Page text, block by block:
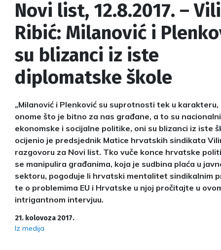
Novi list, 12.8.2017. –
Ribić: Milanović i
su blizanci iz iste
diplomatske škole
„Milanović i Plenković su suprotnosti tek u karakteru,
onome što je bitno za nas građane, a to su
ekonomske i socijalne politike, oni su blizanci iz iste
ocijenio je predsjednik Matice hrvatskih sindikata
razgovoru za Novi list. Tko vuče konce hrvatske
se manipulira građanima, koja je sudbina plaća u
sektoru, pogoduje li hrvatski mentalitet sindikalnim
te o problemima EU i Hrvatske u njoj pročitajte u
intrigantnom intervjuu.
21. kolovoza 2017.
Iz medija